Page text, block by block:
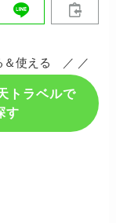
＆使える ／ ／
トラベルで
す